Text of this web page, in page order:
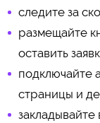
следите за
размещайте
оставить
подключайте
страницы и